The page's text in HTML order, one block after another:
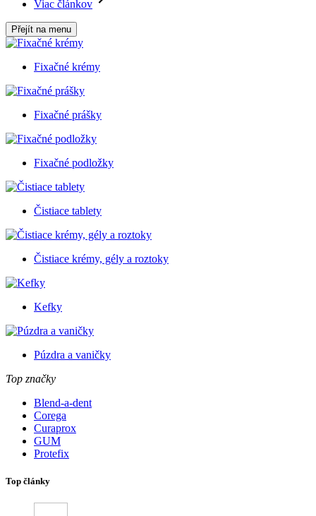
Viac článkov
Přejít na menu
Fixačné krémy
Fixačné prášky
Fixačné podložky
Čistiace tablety
Čistiace krémy, gély a roztoky
Kefky
Púzdra a vaničky
Top značky
Blend-a-dent
Corega
Curaprox
GUM
Protefix
Top články